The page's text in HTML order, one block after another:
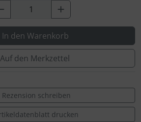
In den Warenkorb
Auf den Merkzettel
Rezension schreiben
drucken